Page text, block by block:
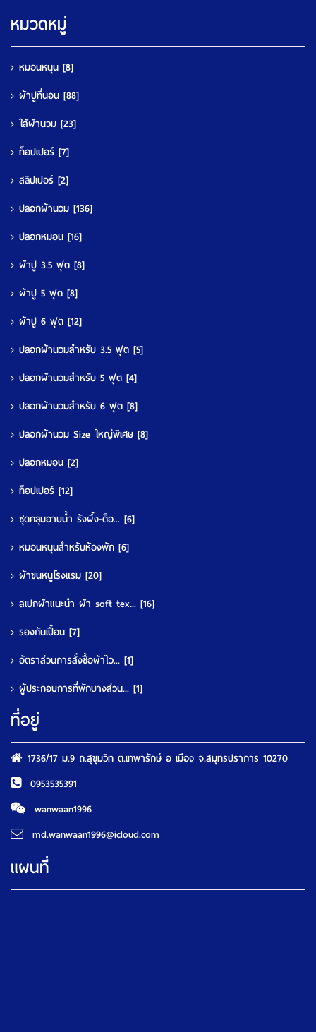
หมวดหมู่
หมอนหนุน [8]
ผ้าปูที่นอน [88]
ใส้ผ้านวม [23]
ท็อปเปอร์ [7]
สลิปเปอร์ [2]
ปลอกผ้านวม [136]
ปลอกหมอน [16]
ผ้าปู 3.5 ฟุต [8]
ผ้าปู 5 ฟุต [8]
ผ้าปู 6 ฟุต [12]
ปลอกผ้านวมสำหรับ 3.5 ฟุต [5]
ปลอกผ้านวมสำหรับ 5 ฟุต [4]
ปลอกผ้านวมสำหรับ 6 ฟุต [8]
ปลอกผ้านวม Size ใหญ่พิเศษ [8]
ปลอกหมอน [2]
ท็อปเปอร์ [12]
ชุดคลุมอาบน้ำ รังผึ้ง-ด็อ... [6]
หมอนหนุนสำหรับห้องพัก [6]
ผ้าขนหนูโรงแรม [20]
สเปกผ้าแนะนำ ผ้า soft tex... [16]
รองกันเปื้อน [7]
อัตราส่วนการสั่งซื้อผ้าไว... [1]
ผู้ประกอบการที่พักบางส่วน... [1]
ที่อยู่
1736/17 ม.9 ถ.สุขุมวิท ต.เทพารักษ์ อ เมือง จ.สมุทรปราการ 10270
0953535391
wanwaan1996
md.wanwaan1996@icloud.com
แผนที่